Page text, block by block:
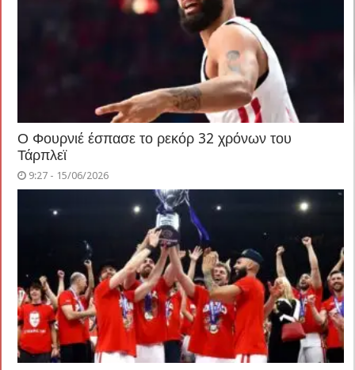
Ο Φουρνιέ έσπασε το ρεκόρ 32 χρόνων του
Τάρπλεϊ
9:27 - 15/06/2026